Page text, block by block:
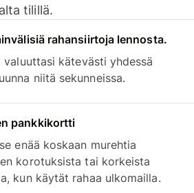
tilillä.
rahansiirtoja lennosta.
valuuttasi kätevästi yhdessä
niitä sekunneissa.
pankkikortti
enää koskaan murehtia
korotuksista tai korkeista
kun käytät rahaa ulkomailla.